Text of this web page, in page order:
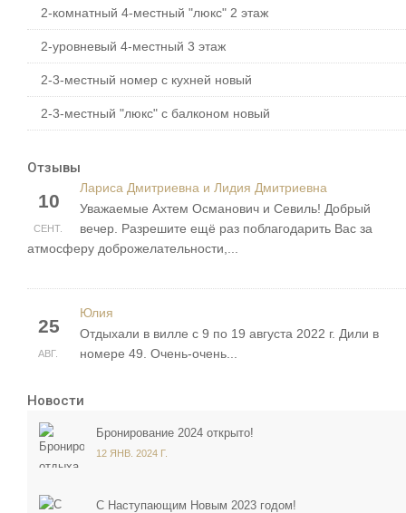
2-комнатный 4-местный "люкс" 2 этаж
2-уровневый 4-местный 3 этаж
2-3-местный номер с кухней новый
2-3-местный "люкс" с балконом новый
Отзывы
10
СЕНТ.
Лариса Дмитриевна и Лидия Дмитриевна
Уважаемые Ахтем Османович и Севиль! Добрый
вечер. Разрешите ещё раз поблагодарить Вас за
атмосферу доброжелательности,...
25
АВГ.
Юлия
Отдыхали в вилле с 9 по 19 августа 2022 г. Дили в
номере 49. Очень-очень...
Новости
Бронирование 2024 открыто!
12 ЯНВ. 2024 Г.
С Наступающим Новым 2023 годом!